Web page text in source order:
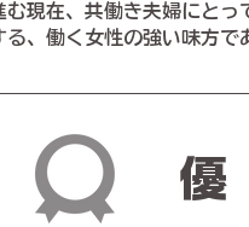
む現在、共働き夫婦にと
、働く女性の強い味方で